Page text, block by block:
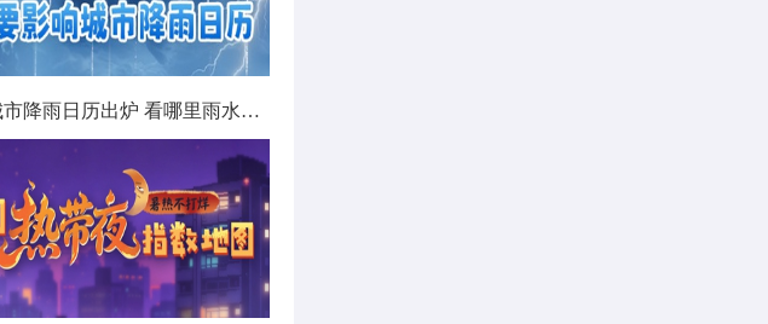
北方城市降雨日历出炉 看哪里雨水超长待机